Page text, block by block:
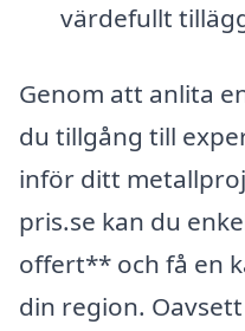
värdefullt
Genom att anlita
du tillgång till
inför ditt
pris.se kan du
offert** och få en
din region.